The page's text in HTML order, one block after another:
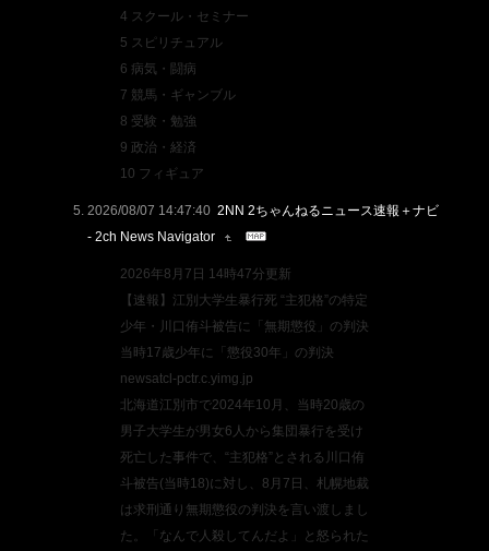
4 スクール・セミナー
5 スピリチュアル
6 病気・闘病
7 競馬・ギャンブル
8 受験・勉強
9 政治・経済
10 フィギュア
2026/08/07 14:47:40 2NN 2ちゃんねるニュース速報＋ナビ
- 2ch News Navigator
2026年8月7日 14時47分更新
【速報】江別大学生暴行死 “主犯格”の特定
少年・川口侑斗被告に「無期懲役」の判決
当時17歳少年に「懲役30年」の判決
newsatcl-pctr.c.yimg.jp
北海道江別市で2024年10月、当時20歳の
男子大学生が男女6人から集団暴行を受け
死亡した事件で、“主犯格”とされる川口侑
斗被告(当時18)に対し、8月7日、札幌地裁
は求刑通り無期懲役の判決を言い渡しまし
た。「なんで人殺してんだよ」と怒られた